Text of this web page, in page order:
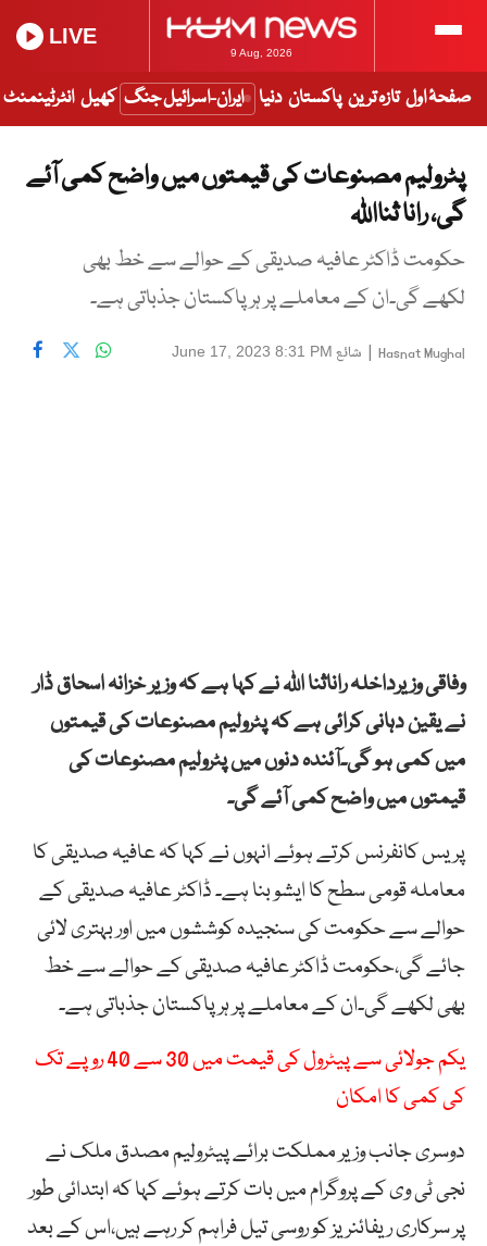
9 Aug, 2026
LIVE
صفحۂ اول تازہ ترین پاکستان دنیا ایران-اسرائیل جنگ کھیل انٹرٹینمنٹ
پٹرولیم مصنوعات کی قیمتوں میں واضح کمی آئے
گی، رانا ثنااللہ
حکومت ڈاکٹر عافیہ صدیقی کے حوالے سے خط بھی
لکھے گی۔ان کے معاملے پر ہر پاکستان جذباتی ہے۔
Hasnat Mughal
| شائع June 17, 2023 8:31 PM
وفاقی وزیرداخلہ راناثنا اللہ نے کہا ہے کہ وزیر خزانہ اسحاق ڈار
نے یقین دہانی کرائی ہے کہ پٹرولیم مصنوعات کی قیمتوں
میں کمی ہو گی۔آئندہ دنوں میں پٹرولیم مصنوعات کی
قیمتوں میں واضح کمی آئے گی۔
پریس کانفرنس کرتے ہوئے انہوں نے کہا کہ عافیہ صدیقی کا
معاملہ قومی سطح کا ایشو بنا ہے۔ ڈاکٹر عافیہ صدیقی کے
حوالے سے حکومت کی سنجیدہ کوششوں میں اور بہتری لائی
جائے گی،حکومت ڈاکٹر عافیہ صدیقی کے حوالے سے خط
بھی لکھے گی۔ان کے معاملے پر ہر پاکستان جذباتی ہے۔
یکم جولائی سے پیٹرول کی قیمت میں 30 سے 40 روپے تک
کی کمی کا امکان
دوسری جانب وزیر مملکت برائے پیٹرولیم مصدق ملک نے
نجی ٹی وی کے پروگرام میں بات کرتے ہوئے کہا کہ ابتدائی طور
پر سرکاری ریفائنریز کو روسی تیل فراہم کر رہے ہیں،اس کے بعد